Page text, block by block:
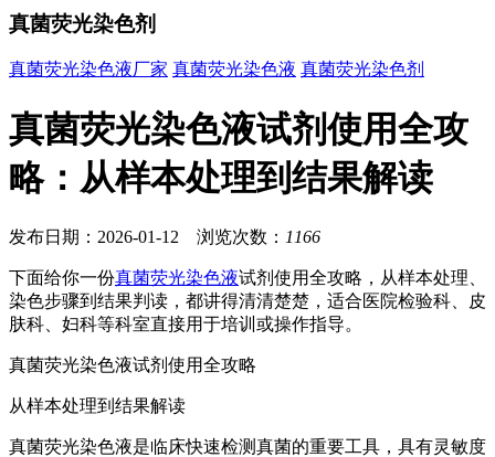
真菌荧光染色剂
真菌荧光染色液厂家 真菌荧光染色液 真菌荧光染色剂
真菌荧光染色液试剂使用全攻
略：从样本处理到结果解读
发布日期：2026-01-12 浏览次数： 1166
下面给你一份真菌荧光染色液试剂使用全攻略，从样本处理、
染色步骤到结果判读，都讲得清清楚楚，适合医院检验科、皮
肤科、妇科等科室直接用于培训或操作指导。
真菌荧光染色液试剂使用全攻略
从样本处理到结果解读
真菌荧光染色液是临床快速检测真菌的重要工具，具有灵敏度